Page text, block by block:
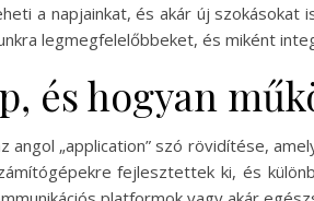
a napjainkat, és akár új
legmegfelelőbbeket, és miként
és hogyan
angol „application” szó rövidítése,
fejlesztettek ki, és